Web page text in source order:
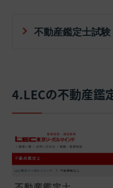
不動産鑑定士試
4.LECの不動産鑑